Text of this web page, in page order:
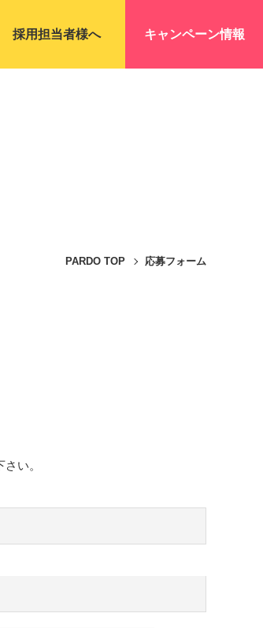
採用担当者様へ キャンペーン情報
PARDO TOP 応募フォーム
い。